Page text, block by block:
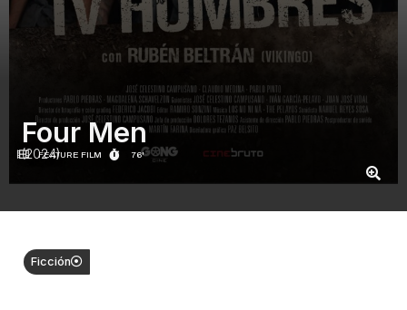
FEATURE FILM 76'
Four Men
(2024)
Ficción